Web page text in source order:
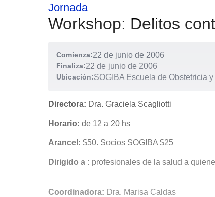
Jornada
Workshop: Delitos
Comienza:22 de junio de 2006
Finaliza:22 de junio de 2006
Ubicación:SOGIBA Escuela de Obstetricia
Directora: Dra. Graciela Scagliotti
Horario: de 12 a 20 hs
Arancel: $50. Socios SOGIBA $25
Dirigido a : profesionales de la salud a
Coordinadora: Dra. Marisa Caldas